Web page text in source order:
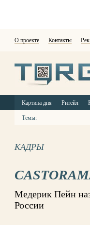
О проекте Контакты
Картина дня Ритейл
Темы:
КАДРЫ
Медерик Пейн
России